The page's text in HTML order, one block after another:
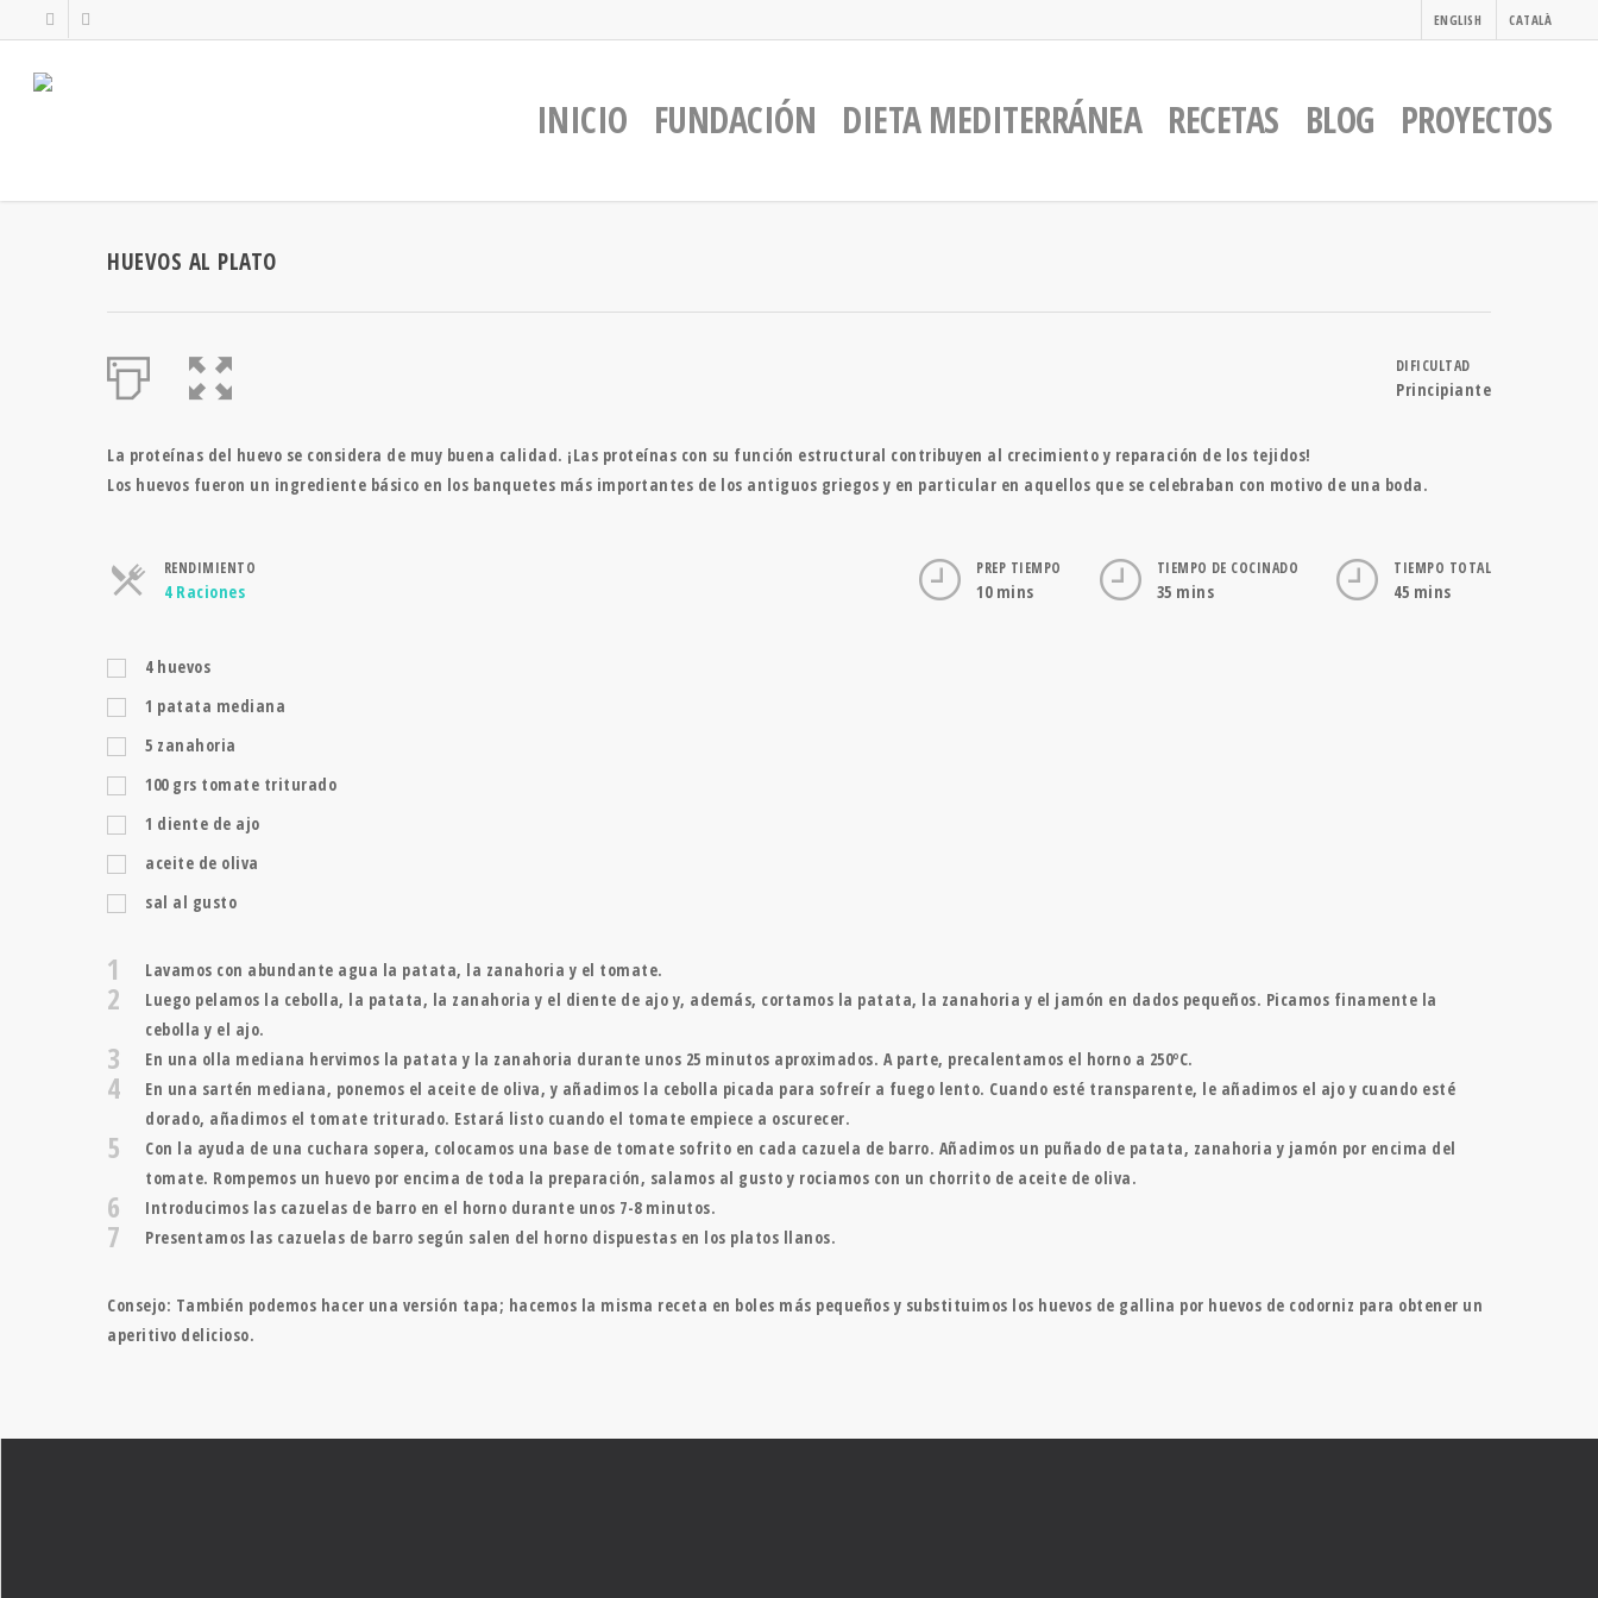
ENGLISH CATALÀ
INICIO FUNDACIÓN DIETA MEDITERRÁNEA RECETAS BLOG PROYECTOS
HUEVOS AL PLATO
DIFICULTAD
Principiante
La proteínas del huevo se considera de muy buena calidad. ¡Las proteínas con su función estructural contribuyen al crecimiento y reparación de los tejidos!
Los huevos fueron un ingrediente básico en los banquetes más importantes de los antiguos griegos y en particular en aquellos que se celebraban con motivo de una boda.
RENDIMIENTO
4 RacionesRaciones
PREP TIEMPO
10 mins
TIEMPO DE COCINADO
35 mins
TIEMPO TOTAL
45 mins
4 huevos
1 patata mediana
5 zanahoria
100 grs tomate triturado
1 diente de ajo
aceite de oliva
sal al gusto
1 Lavamos con abundante agua la patata, la zanahoria y el tomate.
2
Luego pelamos la cebolla, la patata, la zanahoria y el diente de ajo y, además, cortamos la patata, la zanahoria y el jamón en dados pequeños. Picamos finamente la
cebolla y el ajo.
3 En una olla mediana hervimos la patata y la zanahoria durante unos 25 minutos aproximados. A parte, precalentamos el horno a 250ºC.
4
En una sartén mediana, ponemos el aceite de oliva, y añadimos la cebolla picada para sofreír a fuego lento. Cuando esté transparente, le añadimos el ajo y cuando esté
dorado, añadimos el tomate triturado. Estará listo cuando el tomate empiece a oscurecer.
5
Con la ayuda de una cuchara sopera, colocamos una base de tomate sofrito en cada cazuela de barro. Añadimos un puñado de patata, zanahoria y jamón por encima del
tomate. Rompemos un huevo por encima de toda la preparación, salamos al gusto y rociamos con un chorrito de aceite de oliva.
6 Introducimos las cazuelas de barro en el horno durante unos 7-8 minutos.
7 Presentamos las cazuelas de barro según salen del horno dispuestas en los platos llanos.
Consejo: También podemos hacer una versión tapa; hacemos la misma receta en boles más pequeños y substituimos los huevos de gallina por huevos de codorniz para obtener un
aperitivo delicioso.